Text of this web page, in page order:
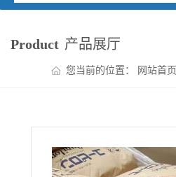
Product 产品展厅
您当前的位置： 网站首页